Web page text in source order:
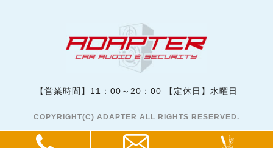
【営業時間】11：00～20：00 【定休日】水曜日
COPYRIGHT(C) ADAPTER ALL RIGHTS RESERVED.